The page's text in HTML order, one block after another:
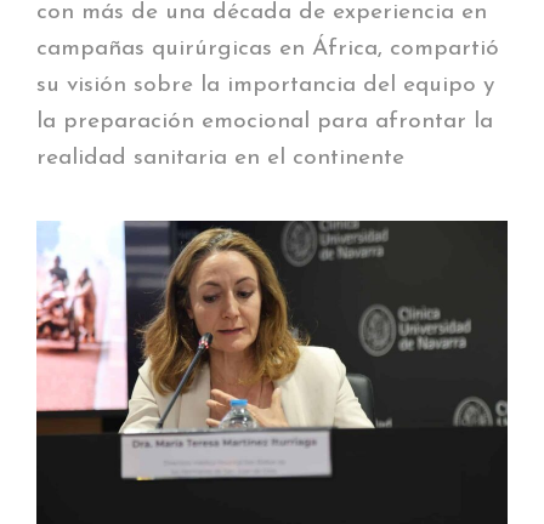
con más de una década de experiencia en
campañas quirúrgicas en África, compartió
su visión sobre la importancia del equipo y
la preparación emocional para afrontar la
realidad sanitaria en el continente